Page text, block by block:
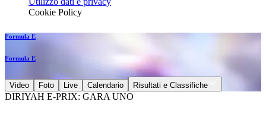
Cookie Policy
Formula E
Formula E
Video Foto Live Calendario Risultati e Classifiche
DIRIYAH E-PRIX: GARA UNO